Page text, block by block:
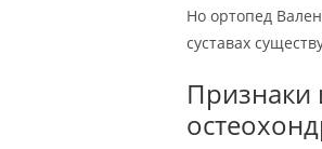
Но ортопед
суставах